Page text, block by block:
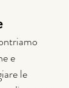
e
le